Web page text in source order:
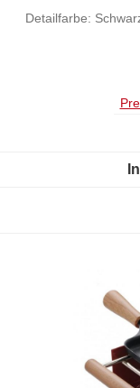
Detailfarbe: